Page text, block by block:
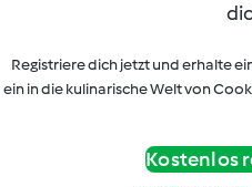
Registriere dich jetzt und erhalte
ein in die kulinarische Welt von
Kostenlos